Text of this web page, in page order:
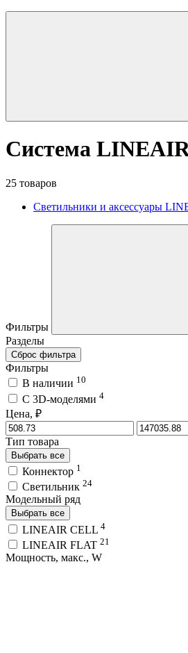
Система
25 товаров
Светильники и аксессуары
Фильтры
Разделы
Сброс фильтра
Фильтры
В наличии 10
C 3D-моделями 4
Цена, ₽
Тип товара
Выбрать все
Коннектор 1
Светильник 24
Модельный ряд
Выбрать все
LINEAIR CELL 4
LINEAIR FLAT 21
Мощность, макс., W